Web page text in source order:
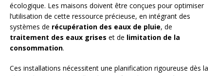
écologique. Les maisons doivent être conçues pour optimiser
l’utilisation de cette ressource précieuse, en intégrant des
systèmes de récupération des eaux de pluie, de
traitement des eaux grises et de limitation de la
consommation.
Ces installations nécessitent une planification rigoureuse dès la